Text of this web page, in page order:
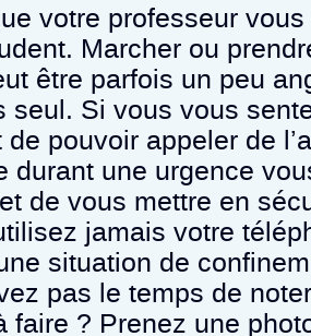
votre professeur vous
Marcher ou
être parfois un peu
seul. Si vous vous
de pouvoir appeler de
durant une urgence
de vous mettre en
jamais votre
situation de
pas le temps de
faire ? Prenez une